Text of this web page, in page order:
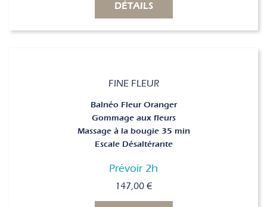
DÉTAILS
FINE FLEUR
Balnéo Fleur Oranger
Gommage aux fleurs
Massage à la bougie 35 min
Escale Désaltérante
Prévoir 2h
147,00 €